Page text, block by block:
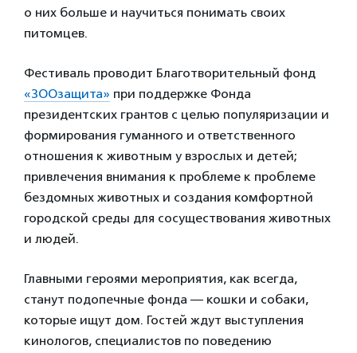
о них больше и научиться понимать своих
питомцев.
Фестиваль проводит Благотворительный фонд
«ЗООзащита» при поддержке Фонда
президентских грантов с целью популяризации и
формирования гуманного и ответственного
отношения к животным у взрослых и детей;
привлечения внимания к проблеме к проблеме
бездомных животных и создания комфортной
городской среды для сосуществования животных
и людей.
Главными героями мероприятия, как всегда,
станут подопечные фонда — кошки и собаки,
которые ищут дом. Гостей ждут выступления
кинологов, специалистов по поведению